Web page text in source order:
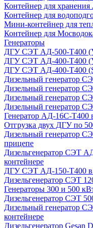
Контейнер для
Контейнер для
Мини-контейнер для
Контейнер для
Генераторы
ДГУ СЭТ АД-500-Т400
ДГУ СЭТ АД-400-Т400
ДГУ СЭТ АД-400-Т400
Дизельный генератор
Дизельный генератор
Дизельный генератор
Дизельный генератор
Генератор АД-16С-Т400
Отгрузка двух ДГУ по
Дизельный генератор
прицепе
Дизельгенератор СЭТ
контейнере
ДГУ СЭТ АД-150-Т400 в
Дизельгенератор СЭТ
Генераторы 300 и 500
Дизельгенератор СЭТ
Дизельный генератор
контейнере
Дизельгенератор Gesan